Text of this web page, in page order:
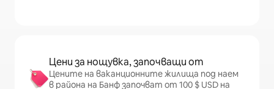
Цени за нощувка, започващи от
Цените на ваканционните жилища под наем
в района на Банф започват от 100 $ USD на